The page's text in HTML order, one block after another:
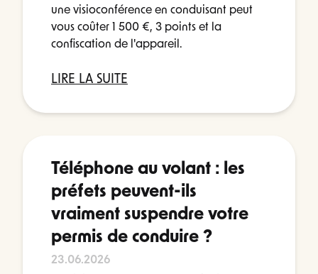
une visioconférence en conduisant peut
vous coûter 1 500 €, 3 points et la
confiscation de l'appareil.
LIRE LA SUITE
Téléphone au volant : les
préfets peuvent-ils
vraiment suspendre votre
permis de conduire ?
23.06.2026